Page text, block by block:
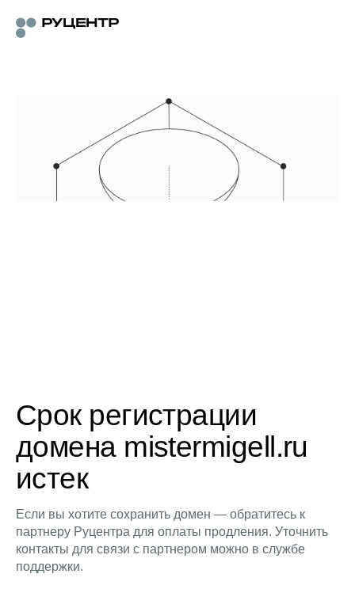
Срок регистрации
домена mistermigell.ru
истек
Если вы хотите сохранить домен — обратитесь к
партнеру Руцентра для оплаты продления. Уточнить
контакты для связи с партнером можно в службе
поддержки.